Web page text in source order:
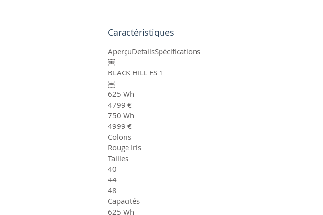
Caractéristiques
AperçuDetailsSpécifications
￼
BLACK HILL FS 1
￼
625 Wh
4799 €
750 Wh
4999 €
Coloris
Rouge Iris
Tailles
40
44
48
Capacités
625 Wh